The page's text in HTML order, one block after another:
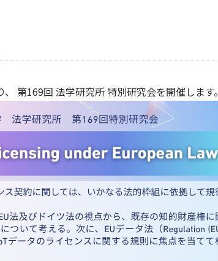
第169回 法学研究所 特別研究会を開催します。